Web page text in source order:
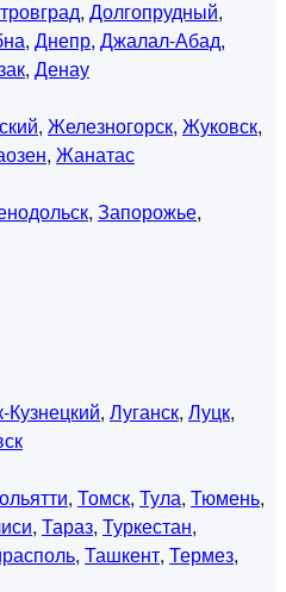
, Долгопрудный,
, Днепр, Джалал-Абад,
, Денау
, Железногорск, Жуковск,
, Жанатас
, Запорожье,
Кузнецкий, Луганск, Луцк,
, Томск, Тула, Тюмень,
, Тараз, Туркестан,
, Ташкент, Термез,